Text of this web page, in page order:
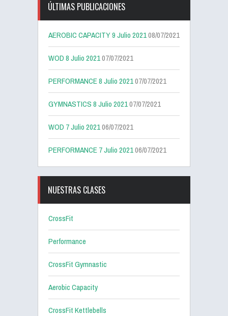
ÚLTIMAS PUBLICACIONES
AEROBIC CAPACITY 9 Julio 202108/07/2021
WOD 8 Julio 202107/07/2021
PERFORMANCE 8 Julio 202107/07/2021
GYMNASTICS 8 Julio 202107/07/2021
WOD 7 Julio 202106/07/2021
PERFORMANCE 7 Julio 202106/07/2021
NUESTRAS CLASES
CrossFit
Performance
CrossFit Gymnastic
Aerobic Capacity
CrossFit Kettlebells